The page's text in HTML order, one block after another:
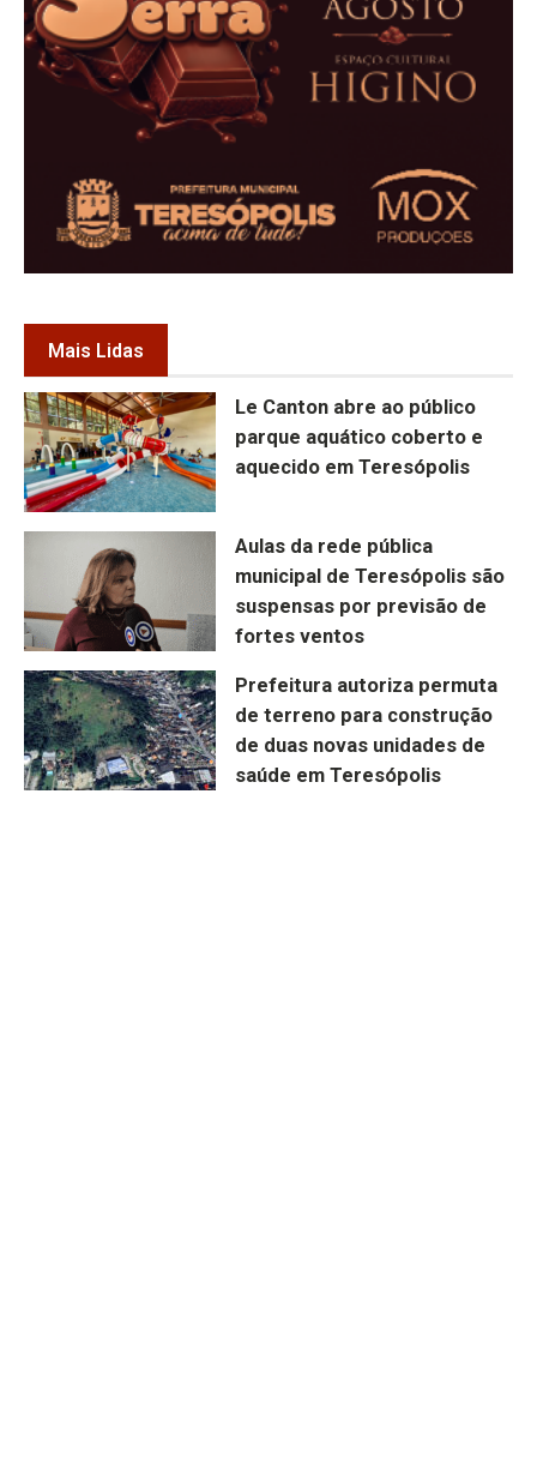
Mais Lidas
Le Canton abre ao público
parque aquático coberto e
aquecido em Teresópolis
Aulas da rede pública
municipal de Teresópolis são
suspensas por previsão de
fortes ventos
Prefeitura autoriza permuta
de terreno para construção
de duas novas unidades de
saúde em Teresópolis